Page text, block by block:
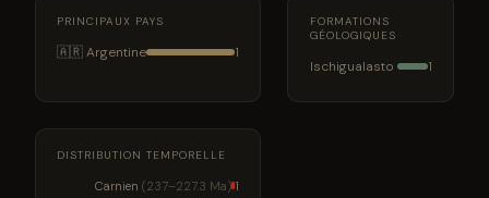
PRINCIPAUX PAYS
🇦🇷 Argentine 1
FORMATIONS
GÉOLOGIQUES
Ischigualasto 1
DISTRIBUTION TEMPORELLE
Carnien (237–227.3 Ma) 1